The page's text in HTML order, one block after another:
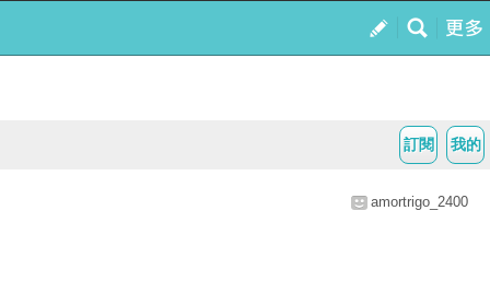
我的
訂閱
amortrigo_2400